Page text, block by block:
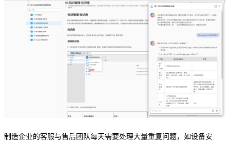
制造企业的客服与售后团队每天需要处理大量重复问题，如设备安